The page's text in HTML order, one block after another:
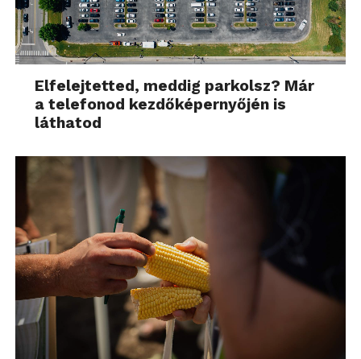
Elfelejtetted, meddig parkolsz? Már
a telefonod kezdőképernyőjén is
láthatod